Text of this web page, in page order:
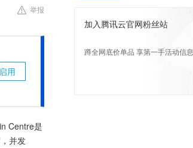
举报
用
Centre是
并发
加入腾讯云官网粉丝站
蹲全网底价单品 享第一手活动信息